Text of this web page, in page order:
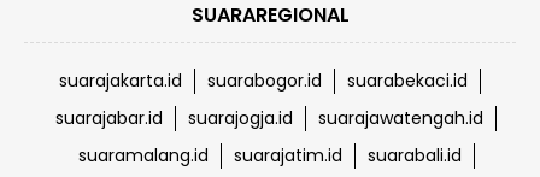
SUARAREGIONAL
suarajakarta.id suarabogor.id
suarabekaci.id
suarajabar.id
suarajogja.id
suarajawatengah.id
suaramalang.id
suarajatim.id
suarabali.id